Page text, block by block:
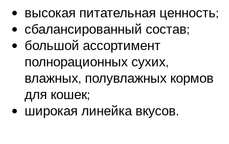
высокая питательная ценность;
сбалансированный состав;
большой ассортимент
полнорационных сухих,
влажных, полувлажных кормов
для кошек;
широкая линейка вкусов.